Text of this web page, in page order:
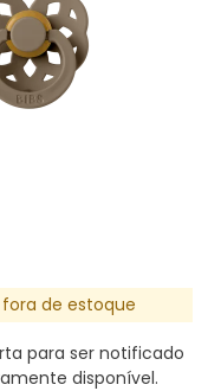
de estoque
para ser notificado
disponível.